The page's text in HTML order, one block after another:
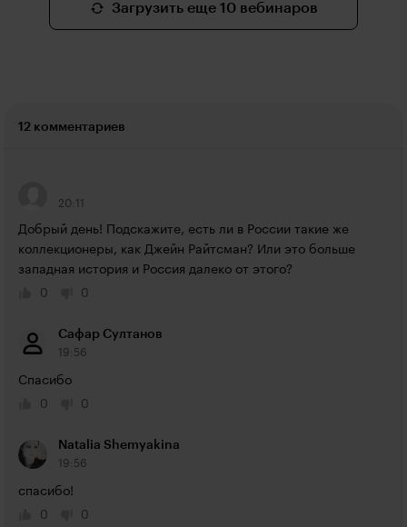
Загрузить еще 10 вебинаров
12 комментариев
20:11
Добрый день! Подскажите, есть ли в России такие же
коллекционеры, как Джейн Райтсман? Или это больше
западная история и Россия далеко от этого?
0
0
Сафар Султанов
19:56
Спасибо
0
0
Natalia Shemyakina
19:56
спасибо!
0
0